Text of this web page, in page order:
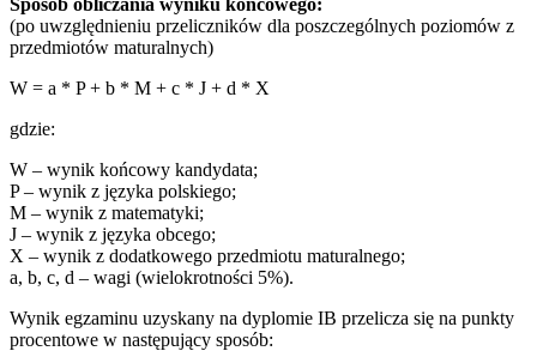
Sposób obliczania wyniku końcowego:
(po uwzględnieniu przeliczników dla poszczególnych poziomów z
przedmiotów maturalnych)
W = a * P + b * M + c * J + d * X
gdzie:
W – wynik końcowy kandydata;
P – wynik z języka polskiego;
M – wynik z matematyki;
J – wynik z języka obcego;
X – wynik z dodatkowego przedmiotu maturalnego;
a, b, c, d – wagi (wielokrotności 5%).
Wynik egzaminu uzyskany na dyplomie IB przelicza się na punkty
procentowe w następujący sposób: